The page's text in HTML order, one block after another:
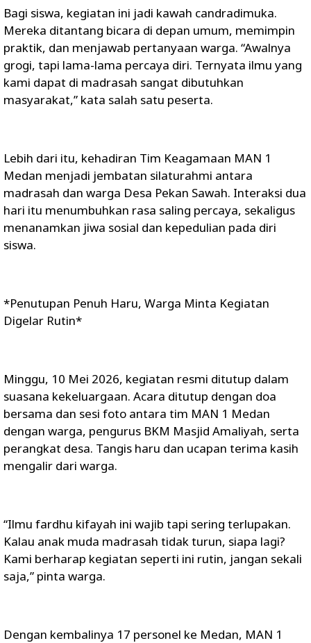
Bagi siswa, kegiatan ini jadi kawah candradimuka.
Mereka ditantang bicara di depan umum, memimpin
praktik, dan menjawab pertanyaan warga. “Awalnya
grogi, tapi lama-lama percaya diri. Ternyata ilmu yang
kami dapat di madrasah sangat dibutuhkan
masyarakat,” kata salah satu peserta.
Lebih dari itu, kehadiran Tim Keagamaan MAN 1
Medan menjadi jembatan silaturahmi antara
madrasah dan warga Desa Pekan Sawah. Interaksi dua
hari itu menumbuhkan rasa saling percaya, sekaligus
menanamkan jiwa sosial dan kepedulian pada diri
siswa.
*Penutupan Penuh Haru, Warga Minta Kegiatan
Digelar Rutin*
Minggu, 10 Mei 2026, kegiatan resmi ditutup dalam
suasana kekeluargaan. Acara ditutup dengan doa
bersama dan sesi foto antara tim MAN 1 Medan
dengan warga, pengurus BKM Masjid Amaliyah, serta
perangkat desa. Tangis haru dan ucapan terima kasih
mengalir dari warga.
“Ilmu fardhu kifayah ini wajib tapi sering terlupakan.
Kalau anak muda madrasah tidak turun, siapa lagi?
Kami berharap kegiatan seperti ini rutin, jangan sekali
saja,” pinta warga.
Dengan kembalinya 17 personel ke Medan, MAN 1